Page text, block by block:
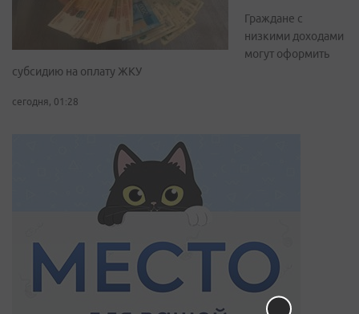
Граждане с
низкими доходами
могут оформить
субсидию на оплату ЖКУ
сегодня, 01:28